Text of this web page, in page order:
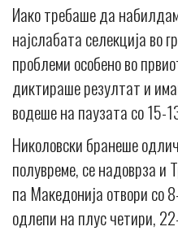
Иако требаше да
најслабата селекција во
проблеми особено во
диктираше резултат и
водеше на паузата со 15-
Николовски бранеше
полувреме, се надоврза и
па Македонија отвори со
одлепи на плус четири,